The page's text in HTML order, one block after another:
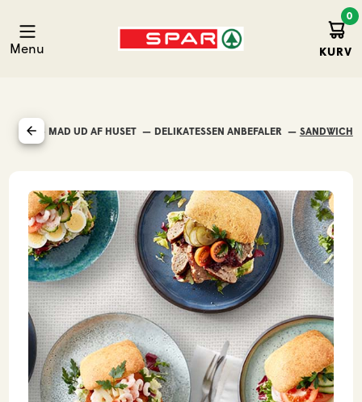
Menu Spar Stoholm
Kurv
0
KURV
SANDWICH
DELIKATESSEN ANBEFALER
MAD UD AF HUSET
FORSIDE